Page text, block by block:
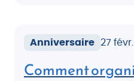
Anniversaire 27
Comment